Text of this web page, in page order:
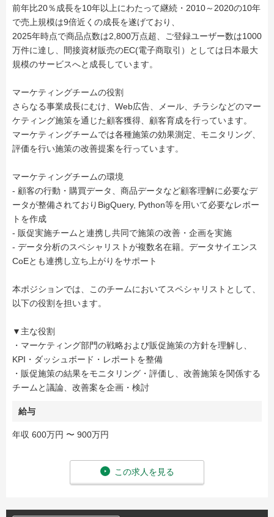
前年比20％成長を10年以上にわたって継続・2010～2020の10年
で売上規模は9倍近くの成長を遂げており、
2025年時点で商品点数は2,800万点超、ご登録ユーザー数は1000
万件に達し、間接資材販売のEC(電子商取引）としては日本最大
規模のサービスへと成長しています。
マーケティングチームの役割
さらなる事業成長にむけ、Web広告、メール、チラシなどのマー
ケティング施策を通じた顧客獲得、顧客育成を行っています。
マーケティングチームでは各種施策の効果測定、モニタリング、
評価を行い施策の改善提案を行っています。
マーケティングチームの環境
- 顧客の行動・購買データ、商品データなど顧客理解に必要なデ
ータが整備されておりBigQuery, Python等を用いて必要なレポー
トを作成
- 販促実施チームと連携し共同で施策の改善・企画を実施
- データ分析のスペシャリストが複数名在籍。データサイエンス
CoEとも連携し立ち上がりをサポート
本ポジションでは、このチームにおいてスペシャリストとして、
以下の役割を担います。
▼主な役割
・マーケティング部門の戦略および販促施策の方針を理解し、
KPI・ダッシュボード・レポートを整備
・販促施策の結果をモニタリング・評価し、改善施策を関係する
チームと議論、改善案を企画・検討
給与
年収 600万円 〜 900万円
この求人を見る